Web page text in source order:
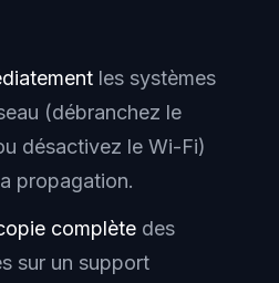
les systèmes
(débranchez le
désactivez le Wi-Fi)
propagation.
complète des
sur un support